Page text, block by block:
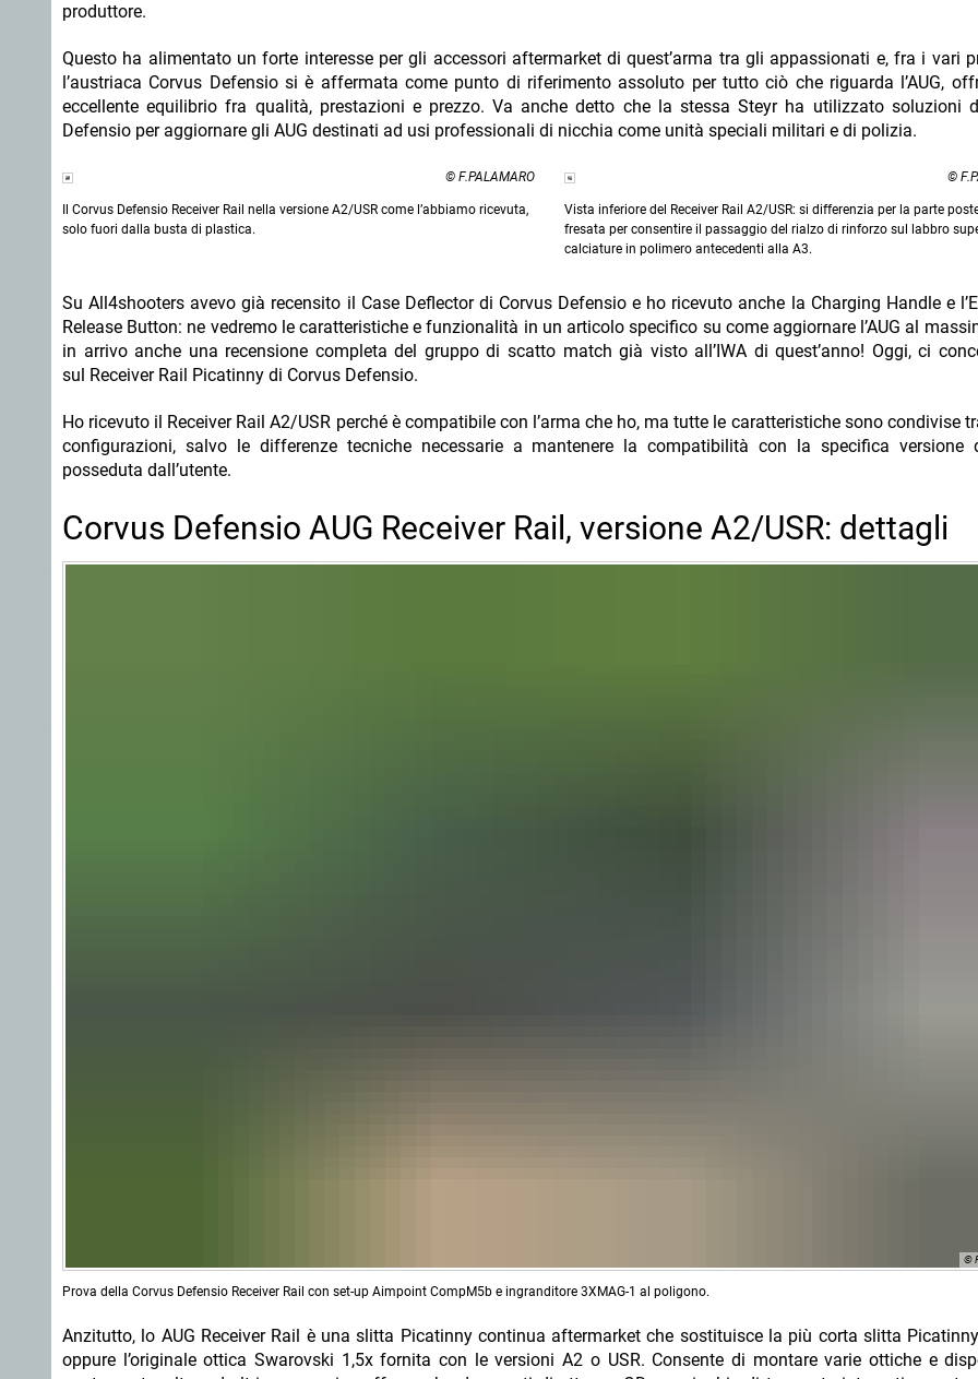
produttore.
Questo ha alimentato un forte interesse per gli accessori aftermarket di quest’arma tra gli appassionati e, fra i vari
l’austriaca Corvus Defensio si è affermata come punto di riferimento assoluto per tutto ciò che riguarda l’AUG,
eccellente equilibrio fra qualità, prestazioni e prezzo. Va anche detto che la stessa Steyr ha utilizzato soluzioni
Defensio per aggiornare gli AUG destinati ad usi professionali di nicchia come unità speciali militari e di polizia.
© F.PALAMARO
Il Corvus Defensio Receiver Rail nella versione A2/USR come l’abbiamo ricevuta,
solo fuori dalla busta di plastica.
©
Vista inferiore del Receiver Rail A2/USR: si differenzia per la parte
fresata per consentire il passaggio del rialzo di rinforzo sul labbro
calciature in polimero antecedenti alla A3.
Su All4shooters avevo già recensito il Case Deflector di Corvus Defensio e ho ricevuto anche la Charging Handle e
Release Button: ne vedremo le caratteristiche e funzionalità in un articolo specifico su come aggiornare l’AUG al
in arrivo anche una recensione completa del gruppo di scatto match già visto all’IWA di quest’anno! Oggi, ci
sul Receiver Rail Picatinny di Corvus Defensio.
Ho ricevuto il Receiver Rail A2/USR perché è compatibile con l’arma che ho, ma tutte le caratteristiche sono condivise
configurazioni, salvo le differenze tecniche necessarie a mantenere la compatibilità con la specifica versione
posseduta dall’utente.
Corvus Defensio AUG Receiver Rail, versione A2/USR: dettagli
©
Prova della Corvus Defensio Receiver Rail con set-up Aimpoint CompM5b e ingranditore 3XMAG-1 al poligono.
Anzitutto, lo AUG Receiver Rail è una slitta Picatinny continua aftermarket che sostituisce la più corta slitta
oppure l’originale ottica Swarovski 1,5x fornita con le versioni A2 o USR. Consente di montare varie ottiche e